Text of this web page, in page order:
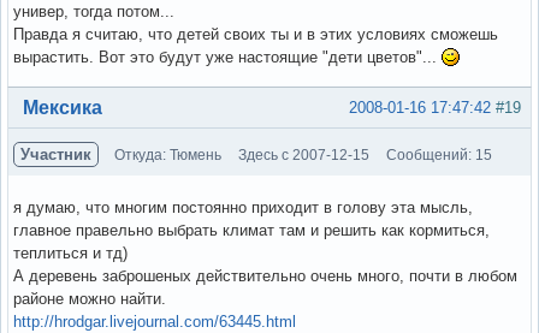
универ, тогда потом...
Правда я считаю, что детей своих ты и в этих условиях сможешь
вырастить. Вот это будут уже настоящие "дети цветов"...
Вне форума #19
2008-01-16 17:47:42
Мексика
Участник Откуда: Тюмень Здесь с 2007-12-15 Сообщений: 15
я думаю, что многим постоянно приходит в голову эта мысль,
главное правельно выбрать климат там и решить как кормиться,
теплиться и тд)
А деревень заброшеных действительно очень много, почти в любом
районе можно найти.
http://hrodgar.livejournal.com/63445.html